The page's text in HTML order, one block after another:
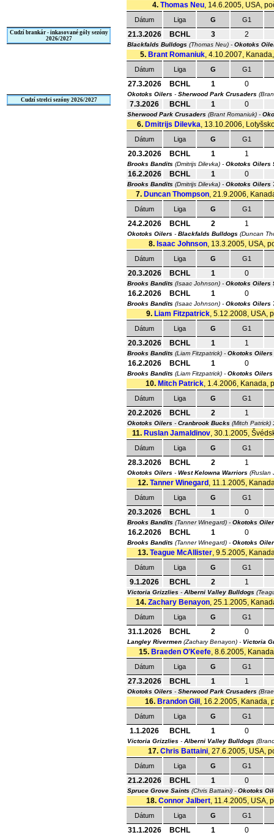
Cudzí brankár - inkasované góly sezóny
2026/2027
Cudzí strelci sezóny 2026/2027
4. Thomas Neu, 14.6.2005, USA,
Dátum Liga G G1
21.3.2026 BCHL 3 2
Blackfalds Bulldogs (Thomas Neu) - Okotoks
5. Brant Romaniuk, 4.10.2007,
Dátum Liga G G1
27.3.2026 BCHL 1 0
Okotoks Oilers - Sherwood Park Crusaders
7.3.2026 BCHL 1 0
Sherwood Park Crusaders (Brant Romaniuk) -
6. Dmitrijs Dilevka, 13.10.2006,
Dátum Liga G G1
20.3.2026 BCHL 1 1
Brooks Bandits (Dmitrijs Dilevka) - Okotoks Oilers
16.2.2026 BCHL 1 0
Brooks Bandits (Dmitrijs Dilevka) - Okotoks Oilers
7. Duncan Thompson, 21.9.2006,
Dátum Liga G G1
24.2.2026 BCHL 2 1
Okotoks Oilers - Blackfalds Bulldogs (Duncan
8. Isaac Johnson, 13.3.2005, USA,
Dátum Liga G G1
20.3.2026 BCHL 1 0
Brooks Bandits (Isaac Johnson) - Okotoks Oilers
16.2.2026 BCHL 1 0
Brooks Bandits (Isaac Johnson) - Okotoks Oilers
9. Liam Fitzpatrick, 5.12.2008, USA,
Dátum Liga G G1
20.3.2026 BCHL 1 1
Brooks Bandits (Liam Fitzpatrick) - Okotoks Oilers
16.2.2026 BCHL 1 0
Brooks Bandits (Liam Fitzpatrick) - Okotoks Oilers
10. Mitch Patrick, 1.4.2006, Kanada,
Dátum Liga G G1
20.2.2026 BCHL 2 1
Okotoks Oilers - Cranbrook Bucks (Mitch Patrick)
11. Ruslan Jamaldinov, 30.1.2005,
Dátum Liga G G1
28.3.2026 BCHL 2 1
Okotoks Oilers - West Kelowna Warriors (Ruslan
12. Tanner Winegard , 11.1.2005,
Dátum Liga G G1
20.3.2026 BCHL 1 0
Brooks Bandits (Tanner Winegard) - Okotoks
16.2.2026 BCHL 1 0
Brooks Bandits (Tanner Winegard) - Okotoks
13. Teague McAllister, 9.5.2005,
Dátum Liga G G1
9.1.2026 BCHL 2 1
Victoria Grizzlies - Alberni Valley Bulldogs
14. Zachary Benayon, 25.1.2005,
Dátum Liga G G1
31.1.2026 BCHL 2 0
Langley Rivermen (Zachary Benayon) - Victoria
15. Braeden O'Keefe, 8.6.2005,
Dátum Liga G G1
27.3.2026 BCHL 1 1
Okotoks Oilers - Sherwood Park Crusaders
16. Brandon Gill , 16.2.2005, Kanada,
Dátum Liga G G1
1.1.2026 BCHL 1 0
Victoria Grizzlies - Alberni Valley Bulldogs
17. Chris Battaini, 27.6.2005, USA,
Dátum Liga G G1
21.2.2026 BCHL 1 0
Spruce Grove Saints (Chris Battaini) - Okotoks
18. Connor Jalbert, 11.4.2005, USA,
Dátum Liga G G1
31.1.2026 BCHL 1 0